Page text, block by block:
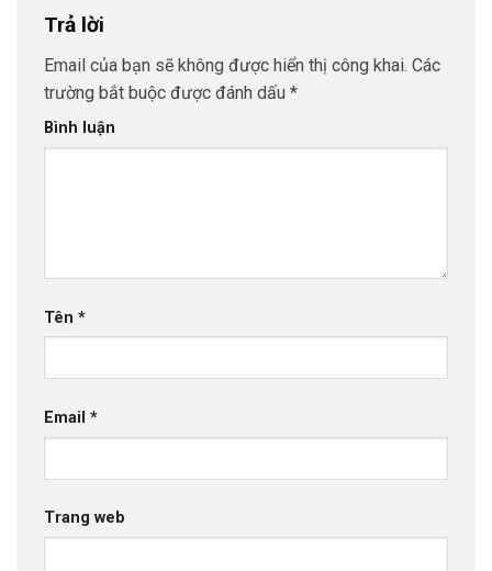
Trả lời
Email của bạn sẽ không được hiển thị công khai. Các
trường bắt buộc được đánh dấu *
Bình luận
Tên *
Email *
Trang web